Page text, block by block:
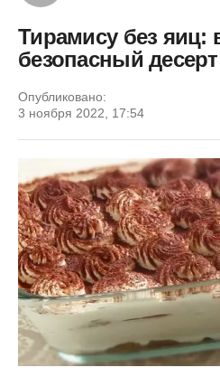
Тирамису без яиц:
безопасный десерт
Опубликовано:
3 ноября 2022, 17:54